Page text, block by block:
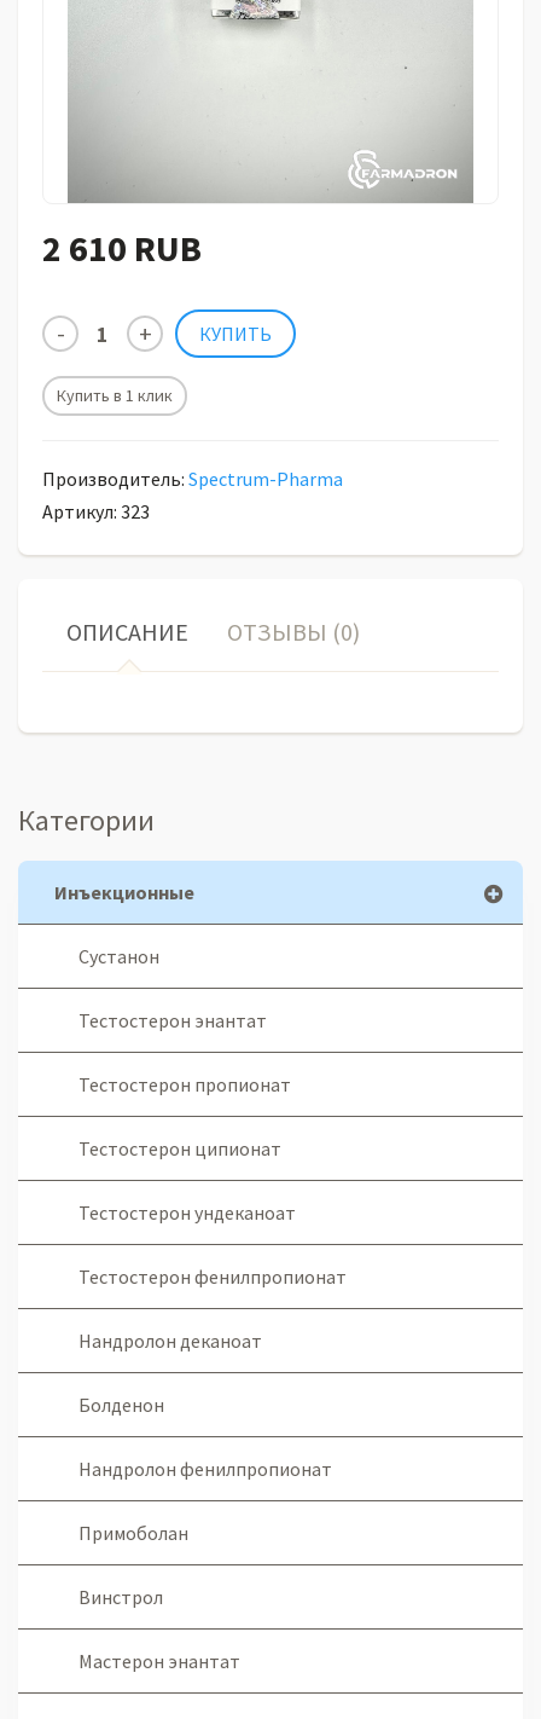
2 610 RUB
Купить в 1 клик
Производитель: Spectrum-Pharma
Артикул: 323
ОПИСАНИЕ ОТЗЫВЫ (0)
Категории
Инъекционные
Сустанон
Тестостерон энантат
Тестостерон пропионат
Тестостерон ципионат
Тестостерон ундеканоат
Тестостерон фенилпропионат
Нандролон деканоат
Болденон
Нандролон фенилпропионат
Примоболан
Винстрол
Мастерон энантат